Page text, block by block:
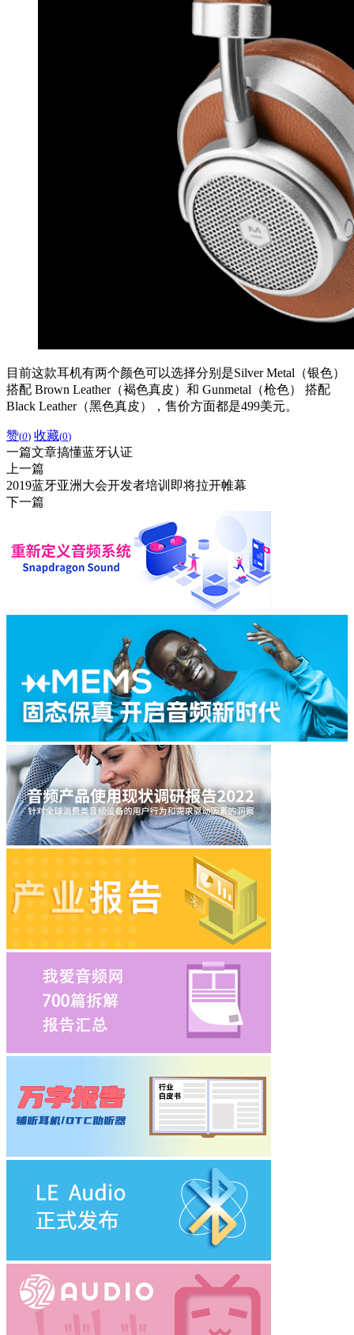
目前这款耳机有两个颜色可以选择分别是Silver Metal（银色）
搭配 Brown Leather（褐色真皮）和 Gunmetal（枪色） 搭配
Black Leather（黑色真皮），售价方面都是499美元。
赞(0) 收藏(0)
一篇文章搞懂蓝牙认证
上一篇
2019蓝牙亚洲大会开发者培训即将拉开帷幕
下一篇